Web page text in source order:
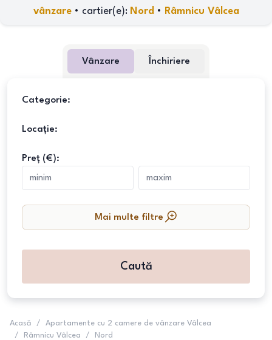
vânzare • cartier(e): Nord • Râmnicu Vâlcea
Vânzare Închiriere
Categorie:
Locație:
Preț (€):
Mai multe filtre
Caută
Acasă /
Apartamente cu 2 camere de vânzare Vâlcea
/
Râmnicu Vâlcea / Nord